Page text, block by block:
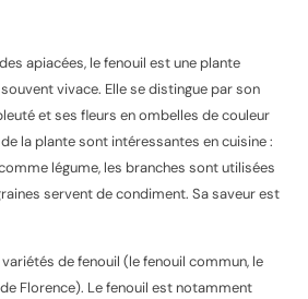
apiacées, le fenouil est une plante
vivace. Elle se distingue par son
et ses fleurs en ombelles de couleur
la plante sont intéressantes en cuisine :
légume, les branches sont utilisées
servent de condiment. Sa saveur est
de fenouil (le fenouil commun, le
Florence). Le fenouil est notamment